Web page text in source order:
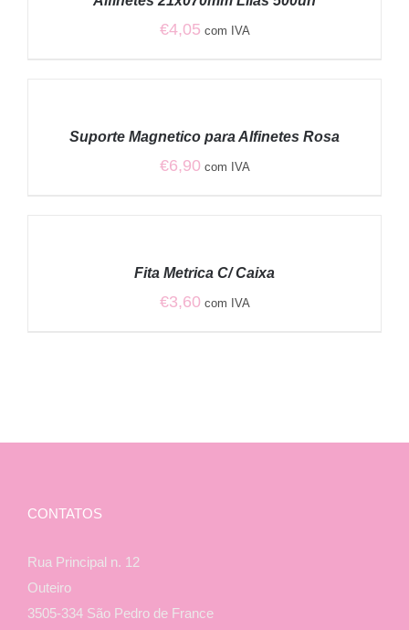
€4,05 com IVA
DETALHESSuporte Magnetico para Alfinetes Rosa
€6,90 com IVA
Fita Metrica C/ Caixa
€3,60 com IVA
CONTATOS
Rua Principal n. 12
Outeiro
3505-334 São Pedro de France